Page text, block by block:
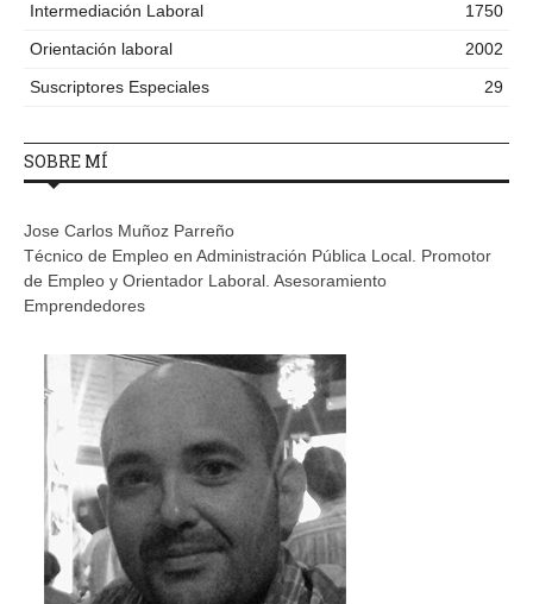
Intermediación Laboral
1750
Orientación laboral
2002
Suscriptores Especiales
29
SOBRE MÍ
Jose Carlos Muñoz Parreño
Técnico de Empleo en Administración Pública Local. Promotor
de Empleo y Orientador Laboral. Asesoramiento
Emprendedores